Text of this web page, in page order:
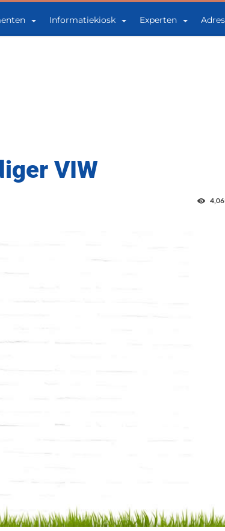
Informatiekiosk Experten
VIW